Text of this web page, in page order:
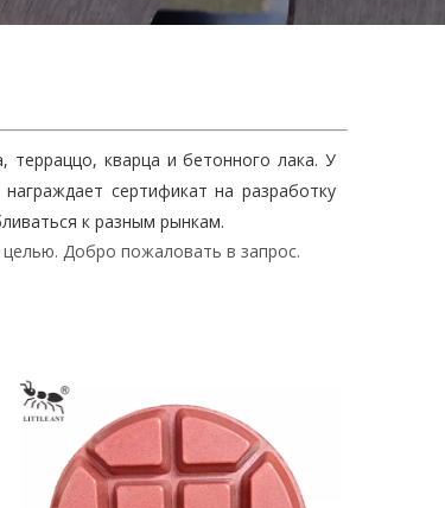
кварца и бетонного лака. У
сертификат на разработку
к разным рынкам.
Добро пожаловать в запрос.